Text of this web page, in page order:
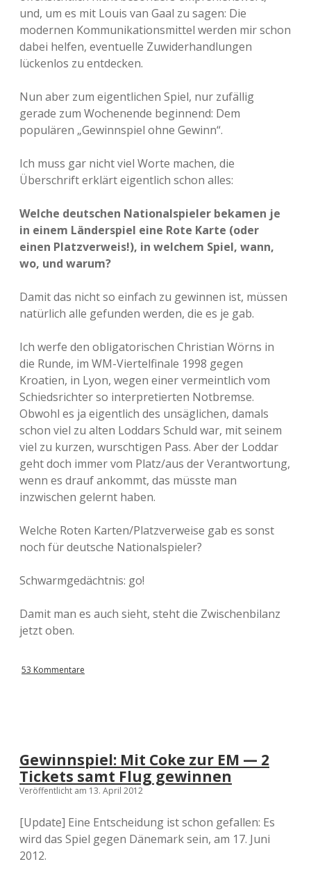
und, um es mit Louis van Gaal zu sagen: Die
modernen Kommunikationsmittel werden mir schon
dabei helfen, eventuelle Zuwiderhandlungen
lückenlos zu entdecken.
Nun aber zum eigentlichen Spiel, nur zufällig
gerade zum Wochenende beginnend: Dem
populären „Gewinnspiel ohne Gewinn“.
Ich muss gar nicht viel Worte machen, die
Überschrift erklärt eigentlich schon alles:
Welche deutschen Nationalspieler bekamen je
in einem Länderspiel eine Rote Karte (oder
einen Platzverweis!), in welchem Spiel, wann,
wo, und warum?
Damit das nicht so einfach zu gewinnen ist, müssen
natürlich alle gefunden werden, die es je gab.
Ich werfe den obligatorischen Christian Wörns in
die Runde, im WM-Viertelfinale 1998 gegen
Kroatien, in Lyon, wegen einer vermeintlich vom
Schiedsrichter so interpretierten Notbremse.
Obwohl es ja eigentlich des unsäglichen, damals
schon viel zu alten Loddars Schuld war, mit seinem
viel zu kurzen, wurschtigen Pass. Aber der Loddar
geht doch immer vom Platz/aus der Verantwortung,
wenn es drauf ankommt, das müsste man
inzwischen gelernt haben.
Welche Roten Karten/Platzverweise gab es sonst
noch für deutsche Nationalspieler?
Schwarmgedächtnis: go!
Damit man es auch sieht, steht die Zwischenbilanz
jetzt oben.
53 Kommentare
Gewinnspiel: Mit Coke zur EM — 2
Tickets samt Flug gewinnen
Veröffentlicht am 13. April 2012
[Update] Eine Entscheidung ist schon gefallen: Es
wird das Spiel gegen Dänemark sein, am 17. Juni
2012.